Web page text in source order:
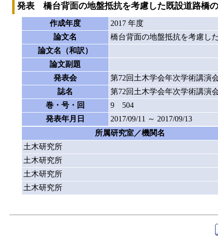
発表 橋台背面の地盤抵抗を考慮した既設道路橋
作成年度
2017 年度
論文名
橋台背面の地盤抵抗を考慮し
論文名（和訳）
論文副題
発表会
第72回土木学会年次学術講演
誌名
第72回土木学会年次学術講演
巻・号・回
9 504
発表年月日
2017/09/11 ～ 2017/09/13
所属研究室／機関名
土木研究所
土木研究所
土木研究所
土木研究所